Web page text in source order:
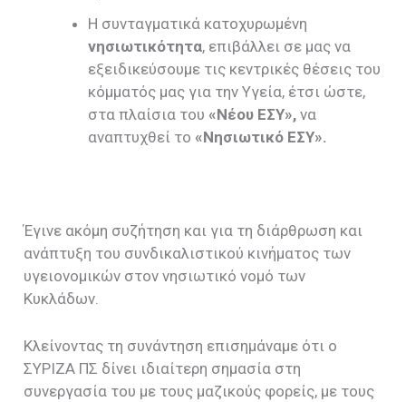
Η συνταγματικά κατοχυρωμένη
νησιωτικότητα, επιβάλλει σε μας να
εξειδικεύσουμε τις κεντρικές θέσεις του
κόμματός μας για την Υγεία, έτσι ώστε,
στα πλαίσια του«Νέου ΕΣΥ», να
αναπτυχθεί το«Νησιωτικό ΕΣΥ».
Έγινε ακόμη συζήτηση και για τη διάρθρωση και
ανάπτυξη του συνδικαλιστικού κινήματος των
υγειονομικών στον νησιωτικό νομό των
Κυκλάδων.
Κλείνοντας τη συνάντηση επισημάναμε ότι ο
ΣΥΡΙΖΑ ΠΣ δίνει ιδιαίτερη σημασία στη
συνεργασία του με τους μαζικούς φορείς, με τους